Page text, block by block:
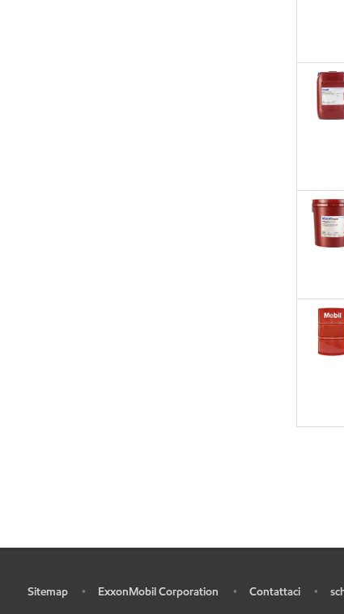
Sitemap • ExxonMobil Corporation • Contattaci •